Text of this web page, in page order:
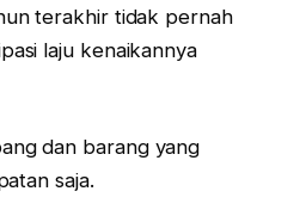
terakhir tidak pernah
laju kenaikannya
dan barang yang
saja.